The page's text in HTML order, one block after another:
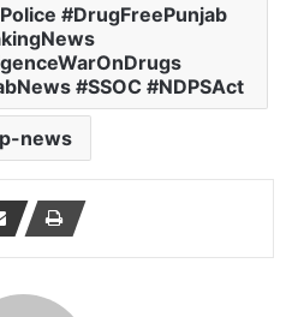
#DrugFreePunjab
#SSOC #NDPSAct
news